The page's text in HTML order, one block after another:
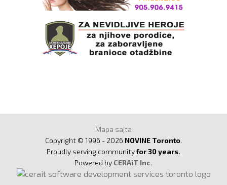
Mapa sajta
Copyright © 1996 - 2026 NOVINE Toronto.
Proudly serving communityfor 30 years.
Powered by CERAiT Inc.